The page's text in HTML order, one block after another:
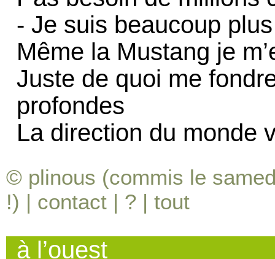
- Je suis beaucoup
Même la Mustang je
Juste de quoi me
profondes
La direction du monde
© plinous (commis le
!) | contact | ? | tout
à l’ouest